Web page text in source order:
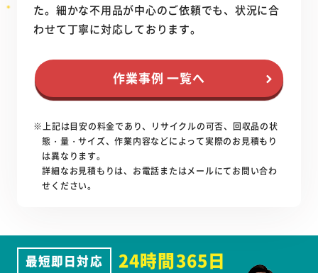
た。細かな不用品が中心のご依頼でも、状況に合
わせて丁寧に対応しております。
作業事例 一覧へ
※上記は目安の料金であり、リサイクルの可否、回収品の状
態・量・サイズ、作業内容などによって実際のお見積もり
は異なります。
詳細なお見積もりは、お電話またはメールにてお問い合わ
せください。
最短即日対応
24時間365日